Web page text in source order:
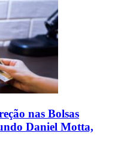
nas Bolsas
Daniel Motta,